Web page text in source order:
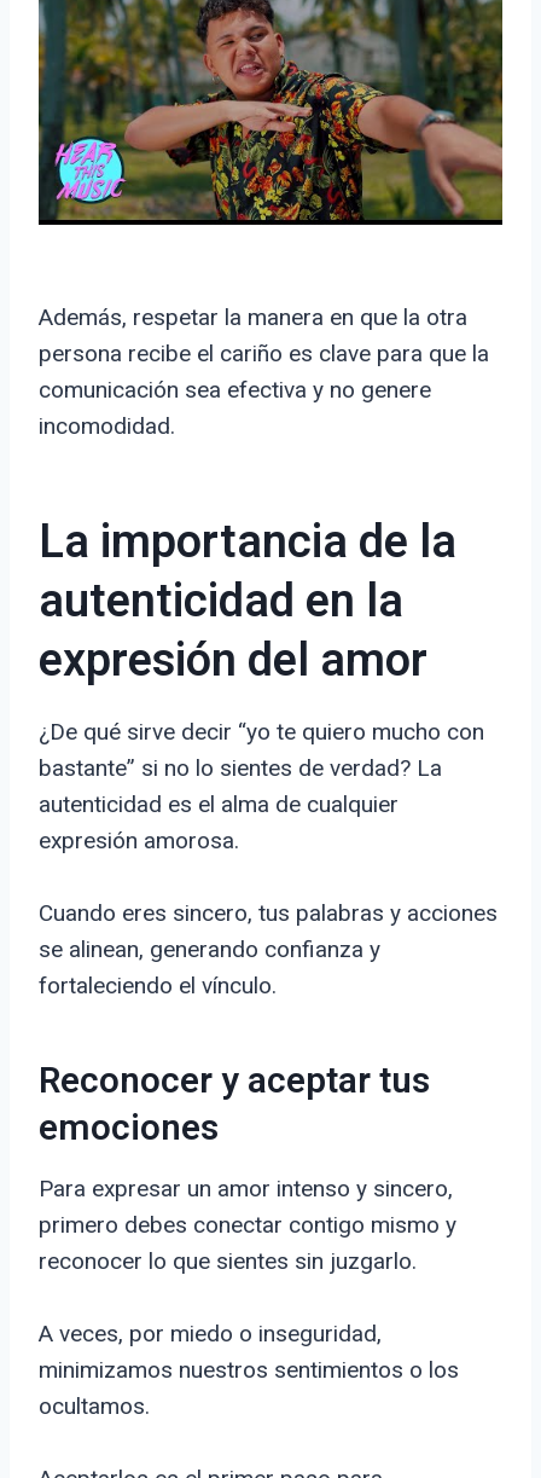
Además, respetar la manera en que la otra
persona recibe el cariño es clave para que la
comunicación sea efectiva y no genere
incomodidad.
La importancia de la
autenticidad en la
expresión del amor
¿De qué sirve decir “yo te quiero mucho con
bastante” si no lo sientes de verdad? La
autenticidad es el alma de cualquier
expresión amorosa.
Cuando eres sincero, tus palabras y acciones
se alinean, generando confianza y
fortaleciendo el vínculo.
Reconocer y aceptar tus
emociones
Para expresar un amor intenso y sincero,
primero debes conectar contigo mismo y
reconocer lo que sientes sin juzgarlo.
A veces, por miedo o inseguridad,
minimizamos nuestros sentimientos o los
ocultamos.